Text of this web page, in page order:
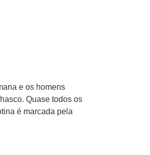
e os homens
Quase todos os
é marcada pela